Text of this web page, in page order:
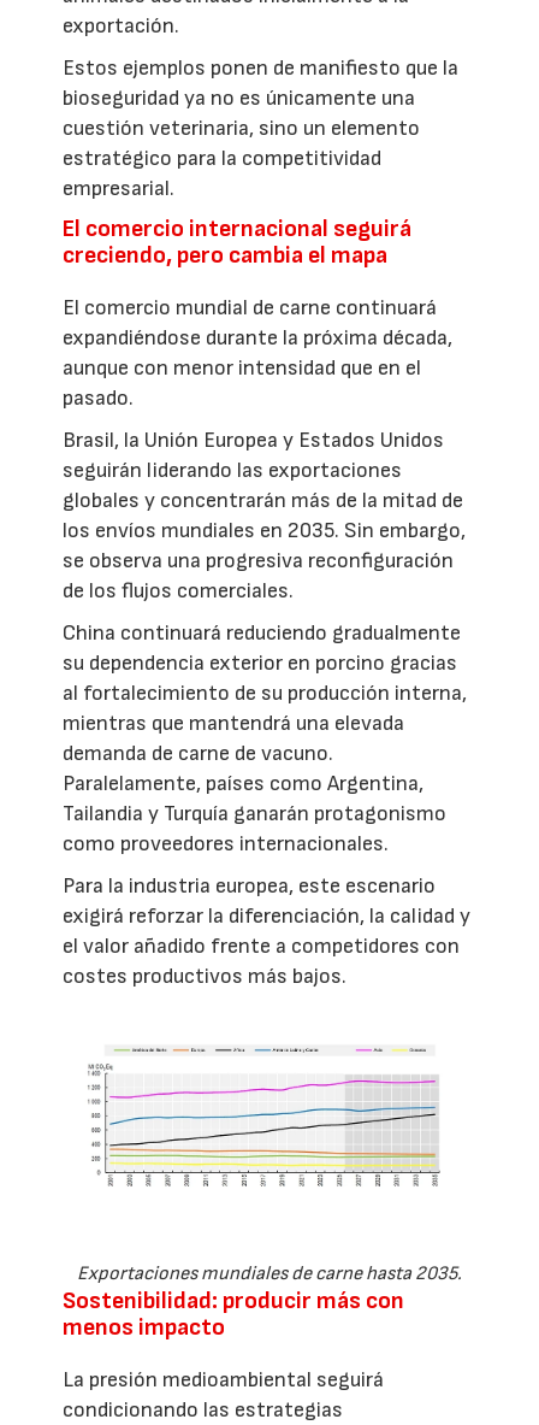
exportación.
Estos ejemplos ponen de manifiesto que la
bioseguridad ya no es únicamente una
cuestión veterinaria, sino un elemento
estratégico para la competitividad
empresarial.
El comercio internacional seguirá
creciendo, pero cambia el mapa
El comercio mundial de carne continuará
expandiéndose durante la próxima década,
aunque con menor intensidad que en el
pasado.
Brasil, la Unión Europea y Estados Unidos
seguirán liderando las exportaciones
globales y concentrarán más de la mitad de
los envíos mundiales en 2035. Sin embargo,
se observa una progresiva reconfiguración
de los flujos comerciales.
China continuará reduciendo gradualmente
su dependencia exterior en porcino gracias
al fortalecimiento de su producción interna,
mientras que mantendrá una elevada
demanda de carne de vacuno.
Paralelamente, países como Argentina,
Tailandia y Turquía ganarán protagonismo
como proveedores internacionales.
Para la industria europea, este escenario
exigirá reforzar la diferenciación, la calidad y
el valor añadido frente a competidores con
costes productivos más bajos.
Exportaciones mundiales de carne hasta 2035.
Sostenibilidad: producir más con
menos impacto
La presión medioambiental seguirá
condicionando las estrategias